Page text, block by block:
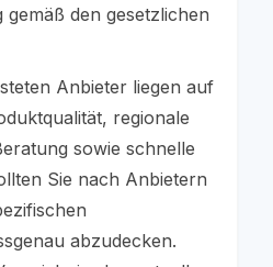
gemäß den gesetzlichen
Anbieter liegen auf
regionale
sowie schnelle
Sie nach Anbietern
abzudecken.